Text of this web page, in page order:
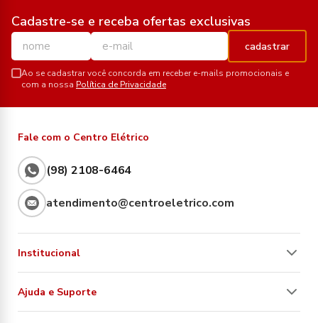
Cadastre-se e receba ofertas exclusivas
cadastrar
Ao se cadastrar você concorda em receber e-mails promocionais e
com a nossa Política de Privacidade
Fale com o Centro Elétrico
(98) 2108-6464
atendimento@centroeletrico.com
Institucional
Ajuda e Suporte